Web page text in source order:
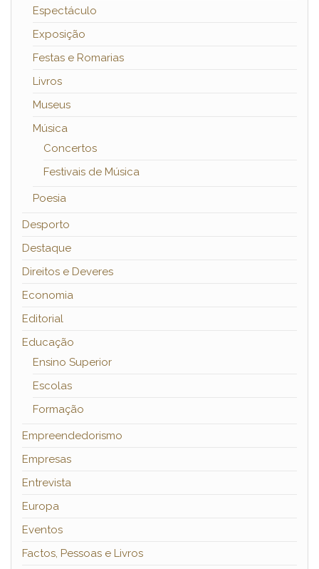
Espectáculo
Exposição
Festas e Romarias
Livros
Museus
Música
Concertos
Festivais de Música
Poesia
Desporto
Destaque
Direitos e Deveres
Economia
Editorial
Educação
Ensino Superior
Escolas
Formação
Empreendedorismo
Empresas
Entrevista
Europa
Eventos
Factos, Pessoas e Livros